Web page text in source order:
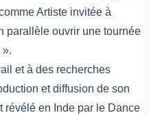
Artiste invitée à
parallèle ouvrir une tournée
».
et à des recherches
et diffusion de son
révélé en Inde par le Dance